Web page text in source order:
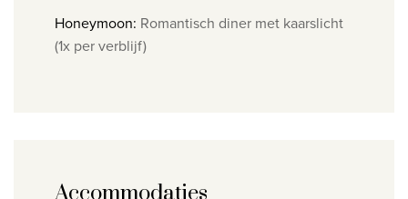
​Honeymoon: ​ Romantisch diner met kaarslicht
(1x per verblijf)